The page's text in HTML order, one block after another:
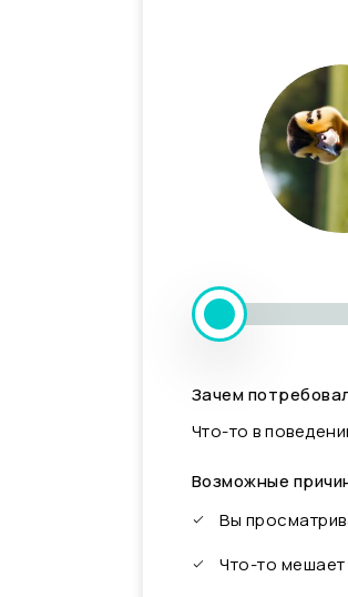
Зачем
Что-то в
Возможные
Вы
Что-то